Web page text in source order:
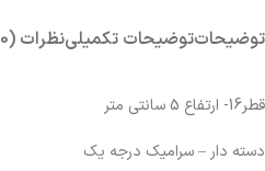
توضیحاتتوضیحات تکمیلینظرات (0)
قطر16- ارتفاع 5 سانتی متر
دسته دار – سرامیک درجه یک